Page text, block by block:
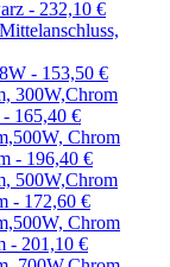
- 232,10 €
- 153,50 €
- 165,40 €
- 196,40 €
- 172,60 €
- 201,10 €